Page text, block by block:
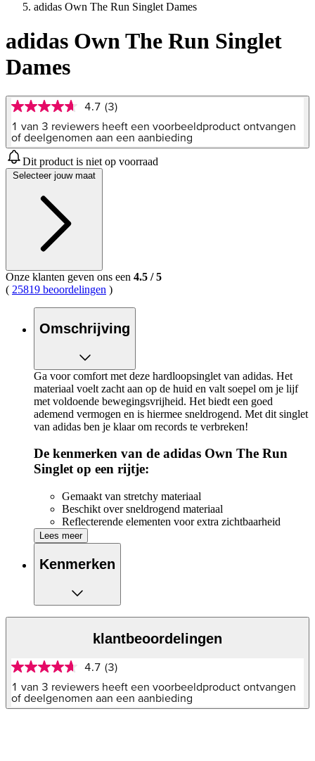
adidas Own The Run Singlet Dames
adidas Own The Run Singlet
Dames
4.7
van
5
sterren,
gemiddelde
scorewaarde.
Read
Reviews.
Dezelfde
paginalink.
4.7 (3)
1 van 3 reviewers heeft een voorbeeldproduct ontvangen
of deelgenomen aan een aanbieding
Dit product is niet op voorraad
Selecteer jouw maat
Onze klanten geven ons een 4.5 /5
( 25819 beoordelingen )
Omschrijving
Ga voor comfort met deze hardloopsinglet van adidas. Het
materiaal voelt zacht aan op de huid en valt soepel om je lijf
met voldoende bewegingsvrijheid. Het biedt een goed
ademend vermogen en is hiermee sneldrogend. Met dit singlet
van adidas ben je klaar om records te verbreken!
De kenmerken van de adidas Own The Run
Singlet op een rijtje:
Gemaakt van stretchy materiaal
Beschikt over sneldrogend materiaal
Reflecterende elementen voor extra zichtbaarheid
Lees meer
Kenmerken
klantbeoordelingen
4.7
van
5
sterren,
4.7 (3)
1 van 3 reviewers heeft een voorbeeldproduct ontvangen
of deelgenomen aan een aanbieding